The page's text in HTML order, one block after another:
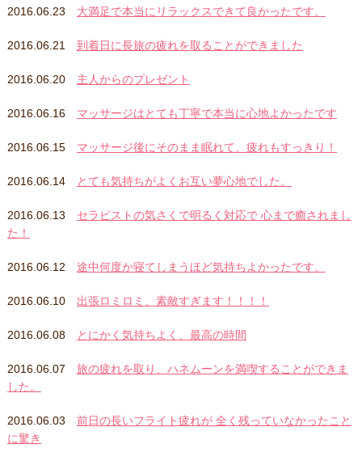
2016.06.23 大満足で本当にリラックスできて良かったです。
2016.06.21 到着日に長旅の疲れを取ることができました
2016.06.20 主人からのプレゼント
2016.06.16 マッサージはとても丁寧で本当に心地よかったです
2016.06.15 マッサージ後にそのまま眠れて、疲れもすっきり！
2016.06.14 とても気持ちがよくお互い夢心地でした。
2016.06.13
セラピストの気さくで明るく対応で 心まで癒されまし
た！
2016.06.12 途中何度か寝てしまうほど気持ちよかったです。
2016.06.10 出張ロミロミ、素敵すぎます！！！！
2016.06.08 とにかく気持ちよく、最高の時間
2016.06.07
旅の疲れを取り、ハネムーンを満喫することができま
した。
2016.06.03
前日の長いフライト疲れが 全く残っていなかったこと
に驚き